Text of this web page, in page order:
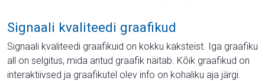
Signaali kvaliteedi graafikud
Signaali kvaliteedi graafikuid on kokku kaksteist. Iga graafiku
all on selgitus, mida antud graafik näitab. Kõik graafikud on
interaktiivsed ja graafikutel olev info on kohaliku aja järgi.